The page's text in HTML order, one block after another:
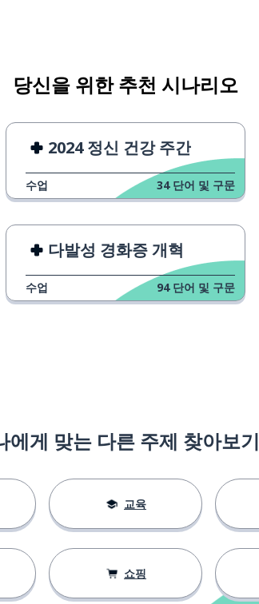
당신을 위한 추천 시나리오
2024 정신 건강 주간
수업 34 단어 및 구문
다발성 경화증 개혁
수업 94 단어 및 구문
에게 맞는 다른 주제 찾아보기
교육
쇼핑